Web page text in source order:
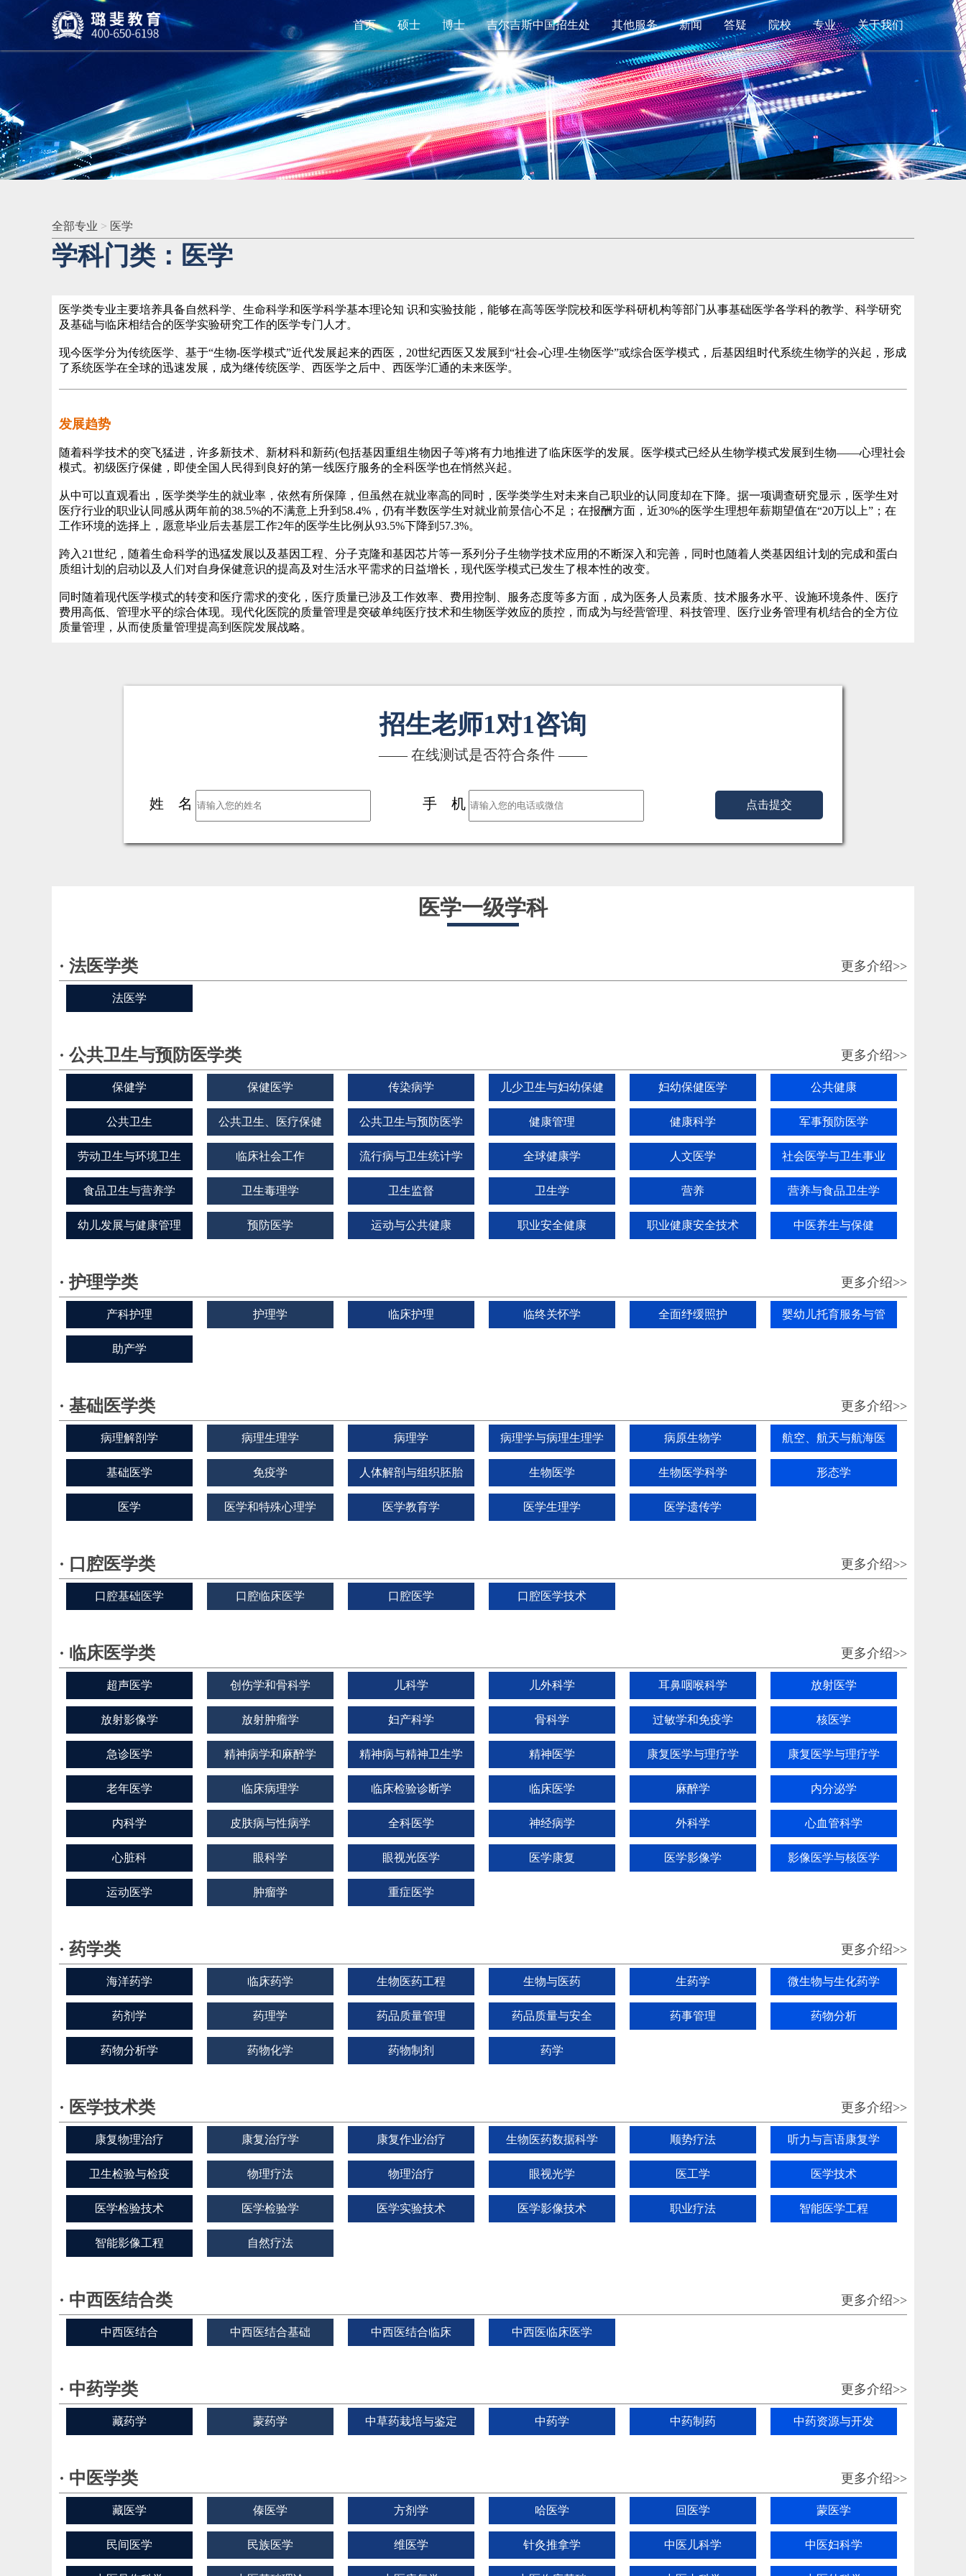
首页 硕士 博士 吉尔吉斯中国招生处 其他服务 新闻 答疑 院校 专业 关于我们
全部专业 > 医学
学科门类：医学
医学类专业主要培养具备自然科学、生命科学和医学科学基本理论知 识和实验技能，能够在高等医学院校和医学科研机构等部门从事基础医学各学科的教学、科学研究
及基础与临床相结合的医学实验研究工作的医学专门人才。
现今医学分为传统医学、基于“生物-医学模式”近代发展起来的西医， 20世纪西医又发展到 “社会-心理-生物医学”或综合医学模式，后基因组时代系统生物学的兴起，形成
了系统医学在全球的迅速发展，成为继传统医学、西医学之后中、西医学汇通的未来医学。
发展趋势
随着科学技术的突飞猛进，许多新技术、新材科和新药(包括基因重组生物因子等)将有力地推进了临床医学的发展。医学模式已经从生物学模式发展到生物——心理社会
模式。初级医疗保健，即使全国人民得到良好的第一线医疗服务的全科医学也在悄然兴起。
从中可以直观看出，医学类学生的就业率，依然有所保障，但虽然在就业率高的同时，医学类学生对未来自己职业的认同度却在下降。据一项调查研究显示，医学生对
医疗行业的职业认同感从两年前的38.5%的不满意上升到 58.4% ，仍有半数医学生对就业前景信心不足；在报酬方面，近30%的医学生理想年薪期望值在“20万以上” ；在
工作环境的选择上，愿意毕业后去基层工作2年的医学生比例从93.5%下降到 57.3%。
跨入 21世纪，随着生命科学的迅猛发展以及基因工程、分子克隆和基因芯片等一系列分子生物学技术应用的不断深入和完善，同时也随着人类基因组计划的完成和蛋白
质组计划的启动以及人们对自身保健意识的提高及对生活水平需求的日益增长，现代医学模式已发生了根本性的改变。
同时随着现代医学模式的转变和医疗需求的变化，医疗质量已涉及工作效率、费用控制、服务态度等多方面，成为医务人员素质、技术服务水平、设施环境条件、医疗
费用高低、管理水平的综合体现。现代化医院的质量管理是突破单纯医疗技术和生物医学效应的质控，而成为与经营管理、科技管理、医疗业务管理有机结合的全方位
质量管理，从而使质量管理提高到医院发展战略。
招生老师1对1咨询
—— 在线测试是否符合条件 ——
姓 名 手 机 点击提交
医学一级学科
· 法医学类 更多介绍>>
法医学
· 公共卫生与预防医学类 更多介绍>>
保健学 保健医学 传染病学
儿少卫生与妇幼保健
学
妇幼保健医学 公共健康
公共卫生
公共卫生、医疗保健
管理
公共卫生与预防医学 健康管理 健康科学 军事预防医学
劳动卫生与环境卫生
学
临床社会工作 流行病与卫生统计学 全球健康学 人文医学
社会医学与卫生事业
管理学
食品卫生与营养学
卫生毒理学 卫生监督 卫生学 营养 营养与食品卫生学
幼儿发展与健康管理 预防医学 运动与公共健康 职业安全健康 职业健康安全技术 中医养生与保健
· 护理学类 更多介绍>>
产科护理 护理学 临床护理 临终关怀学 全面纾缓照护
婴幼儿托育服务与管
助产学
· 基础医学类 更多介绍>>
病理解剖学 病理生理学 病理学 病理学与病理生理学 病原生物学
航空、航天与航海医
学
基础医学
免疫学
人体解剖与组织胚胎
学
生物医学 生物医学科学 形态学
医学 医学和特殊心理学 医学教育学 医学生理学 医学遗传学
· 口腔医学类 更多介绍>>
口腔基础医学 口腔临床医学 口腔医学 口腔医学技术
· 临床医学类 更多介绍>>
超声医学 创伤学和骨科学 儿科学 儿外科学 耳鼻咽喉科学 放射医学
放射影像学 放射肿瘤学 妇产科学 骨科学 过敏学和免疫学 核医学
急诊医学 精神病学和麻醉学 精神病与精神卫生学 精神医学 康复医学与理疗学 康复医学与理疗学
老年医学 临床病理学 临床检验诊断学 临床医学 麻醉学 内分泌学
内科学 皮肤病与性病学 全科医学 神经病学 外科学 心血管科学
心脏科 眼科学 眼视光医学 医学康复 医学影像学 影像医学与核医学
运动医学 肿瘤学 重症医学
· 药学类 更多介绍>>
海洋药学 临床药学 生物医药工程 生物与医药 生药学 微生物与生化药学
药剂学 药理学 药品质量管理 药品质量与安全 药事管理 药物分析
药物分析学 药物化学 药物制剂 药学
· 医学技术类 更多介绍>>
康复物理治疗 康复治疗学 康复作业治疗 生物医药数据科学 顺势疗法 听力与言语康复学
卫生检验与检疫 物理疗法 物理治疗 眼视光学 医工学 医学技术
医学检验技术 医学检验学 医学实验技术 医学影像技术 职业疗法 智能医学工程
智能影像工程 自然疗法
· 中西医结合类 更多介绍>>
中西医结合 中西医结合基础 中西医结合临床 中西医临床医学
· 中药学类 更多介绍>>
藏药学 蒙药学 中草药栽培与鉴定 中药学 中药制药 中药资源与开发
· 中医学类 更多介绍>>
藏医学 傣医学 方剂学 哈医学 回医学 蒙医学
民间医学 民族医学 维医学 针灸推拿学 中医儿科学 中医妇科学